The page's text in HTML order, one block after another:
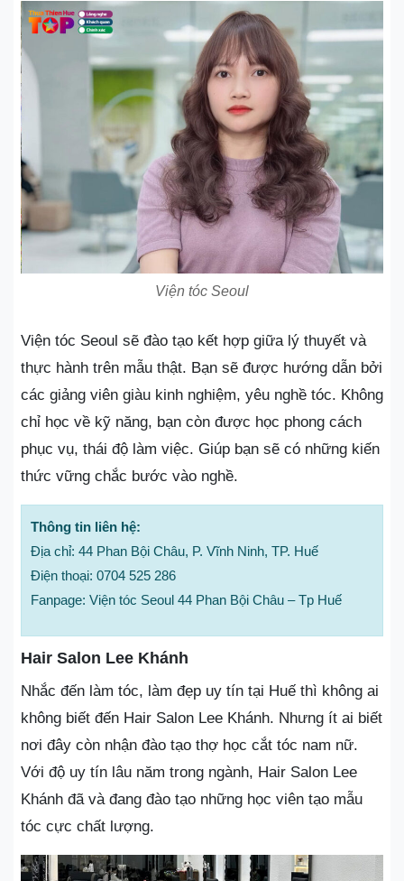
Viện tóc Seoul
Viện tóc Seoul sẽ đào tạo kết hợp giữa lý thuyết và
thực hành trên mẫu thật. Bạn sẽ được hướng dẫn bởi
các giảng viên giàu kinh nghiệm, yêu nghề tóc. Không
chỉ học về kỹ năng, bạn còn được học phong cách
phục vụ, thái độ làm việc. Giúp bạn sẽ có những kiến
thức vững chắc bước vào nghề.
Thông tin liên hệ:
Địa chỉ: 44 Phan Bội Châu, P. Vĩnh Ninh, TP. Huế
Điện thoại: 0704 525 286
Fanpage: Viện tóc Seoul 44 Phan Bội Châu – Tp Huế
Hair Salon Lee Khánh
Nhắc đến làm tóc, làm đẹp uy tín tại Huế thì không ai
không biết đến Hair Salon Lee Khánh. Nhưng ít ai biết
nơi đây còn nhận đào tạo thợ học cắt tóc nam nữ.
Với độ uy tín lâu năm trong ngành, Hair Salon Lee
Khánh đã và đang đào tạo những học viên tạo mẫu
tóc cực chất lượng.